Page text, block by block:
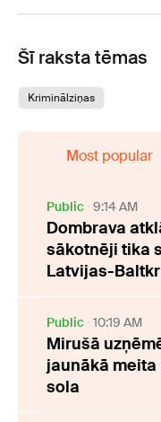
Šī raksta tēmas
Kriminālziņas
Most popular
Public 9:14 AM
Dombrava
sākotnēji tika
Latvijas-
Public 10:19 AM
Mirušā
jaunākā
sola